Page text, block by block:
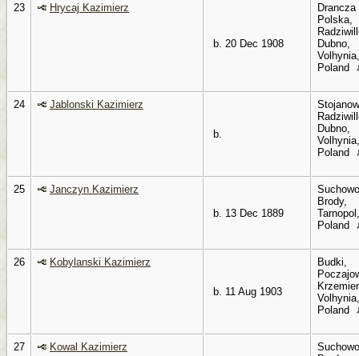
23 Hrycaj Kazimierz
b. 20 Dec 1908
Drancza
Polska,
Dubno,
Volhynia,
Poland
24 Jablonski Kazimierz
b.
Dubno,
Volhynia,
Poland
25
Janczyn Kazimierz
b. 13 Dec 1889
Brody,
Tarnopol,
Poland
26 Kobylanski Kazimierz
b. 11 Aug 1903
Budki,
Volhynia,
Poland
27 Kowal Kazimierz